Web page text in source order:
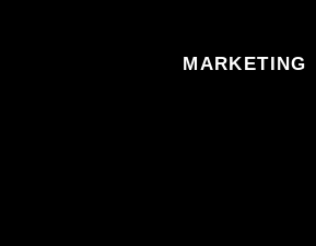
MARKETING